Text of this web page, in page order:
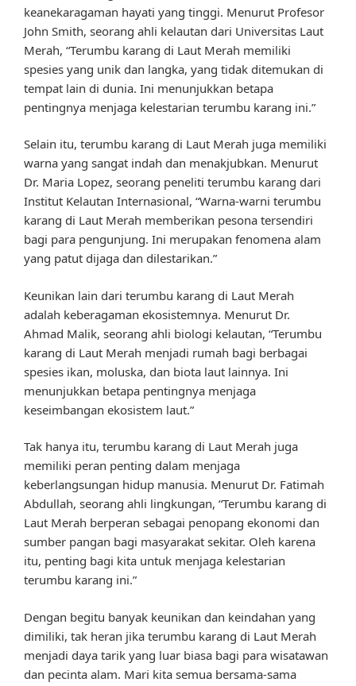
keanekaragaman hayati yang tinggi. Menurut Profesor
John Smith, seorang ahli kelautan dari Universitas Laut
Merah, “Terumbu karang di Laut Merah memiliki
spesies yang unik dan langka, yang tidak ditemukan di
tempat lain di dunia. Ini menunjukkan betapa
pentingnya menjaga kelestarian terumbu karang ini.”
Selain itu, terumbu karang di Laut Merah juga memiliki
warna yang sangat indah dan menakjubkan. Menurut
Dr. Maria Lopez, seorang peneliti terumbu karang dari
Institut Kelautan Internasional, “Warna-warni terumbu
karang di Laut Merah memberikan pesona tersendiri
bagi para pengunjung. Ini merupakan fenomena alam
yang patut dijaga dan dilestarikan.”
Keunikan lain dari terumbu karang di Laut Merah
adalah keberagaman ekosistemnya. Menurut Dr.
Ahmad Malik, seorang ahli biologi kelautan, “Terumbu
karang di Laut Merah menjadi rumah bagi berbagai
spesies ikan, moluska, dan biota laut lainnya. Ini
menunjukkan betapa pentingnya menjaga
keseimbangan ekosistem laut.”
Tak hanya itu, terumbu karang di Laut Merah juga
memiliki peran penting dalam menjaga
keberlangsungan hidup manusia. Menurut Dr. Fatimah
Abdullah, seorang ahli lingkungan, “Terumbu karang di
Laut Merah berperan sebagai penopang ekonomi dan
sumber pangan bagi masyarakat sekitar. Oleh karena
itu, penting bagi kita untuk menjaga kelestarian
terumbu karang ini.”
Dengan begitu banyak keunikan dan keindahan yang
dimiliki, tak heran jika terumbu karang di Laut Merah
menjadi daya tarik yang luar biasa bagi para wisatawan
dan pecinta alam. Mari kita semua bersama-sama